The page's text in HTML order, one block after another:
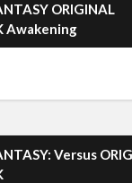
ORIGINAL
Awakening
Versus